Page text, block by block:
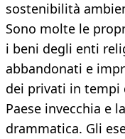
sostenibilità
Sono molte le
i beni degli enti
abbandonati e
dei privati in
Paese invecchia e
drammatica. Gli